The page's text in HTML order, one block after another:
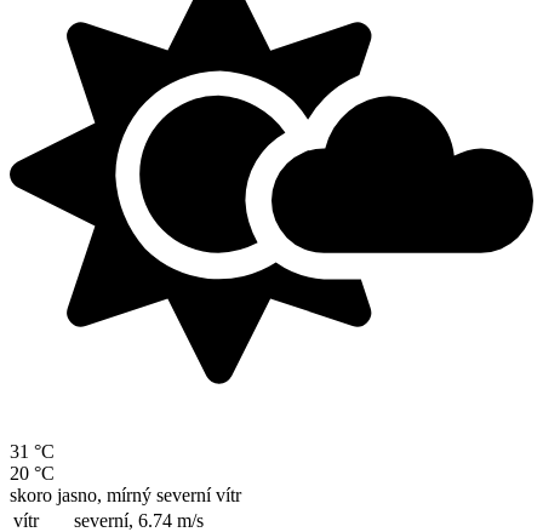
31 °C
20 °C
skoro jasno, mírný severní vítr
vítr
severní, 6.74 m/s